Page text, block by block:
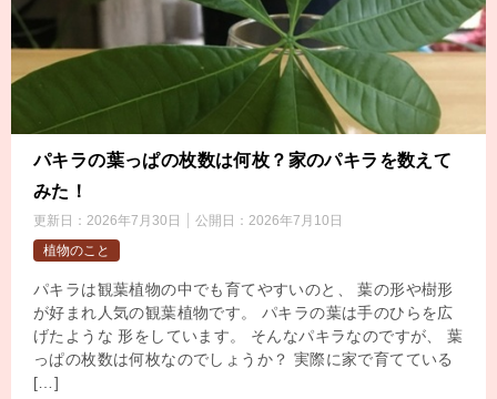
パキラの葉っぱの枚数は何枚？家のパキラを数えて
みた！
更新日： 2026年7月30日 公開日： 2026年7月10日
植物のこと
パキラは観葉植物の中でも育てやすいのと、 葉の形や樹形
が好まれ人気の観葉植物です。 パキラの葉は手のひらを広
げたような 形をしています。 そんなパキラなのですが、 葉
っぱの枚数は何枚なのでしょうか？ 実際に家で育てている
[…]